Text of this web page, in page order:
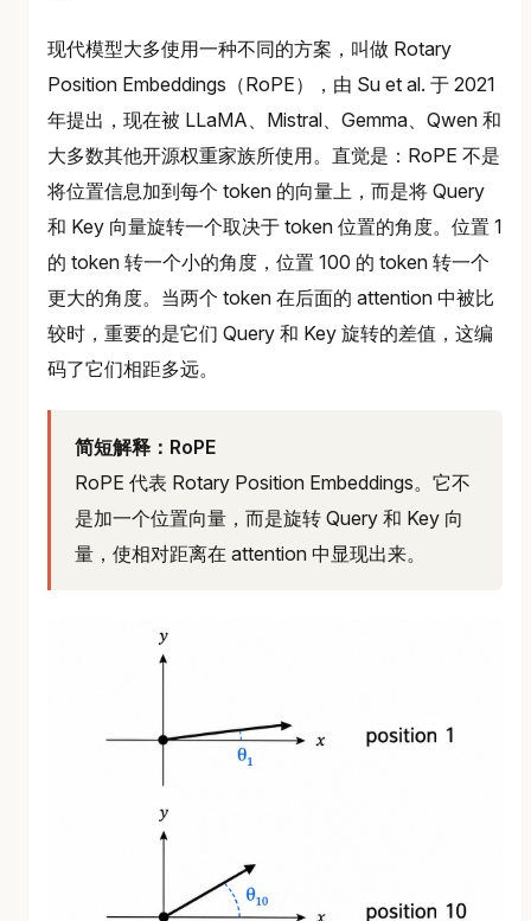
现代模型大多使用一种不同的方案，叫做 Rotary
Position Embeddings（RoPE），由 Su et al. 于 2021
年提出，现在被 LLaMA、Mistral、Gemma、Qwen 和
大多数其他开源权重家族所使用。直觉是：RoPE 不是
将位置信息加到每个 token 的向量上，而是将 Query
和 Key 向量旋转一个取决于 token 位置的角度。位置 1
的 token 转一个小的角度，位置 100 的 token 转一个
更大的角度。当两个 token 在后面的 attention 中被比
较时，重要的是它们 Query 和 Key 旋转的差值，这编
码了它们相距多远。
简短解释：RoPE
RoPE 代表 Rotary Position Embeddings。它不
是加一个位置向量，而是旋转 Query 和 Key 向
量，使相对距离在 attention 中显现出来。